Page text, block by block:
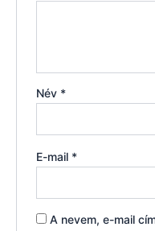
Név *
E-mail *
A nevem, e-mail